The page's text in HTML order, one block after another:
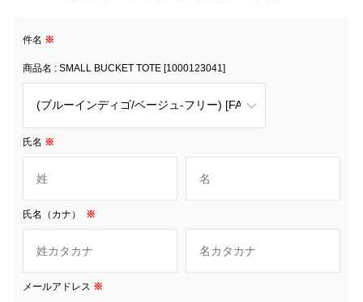
件名 ※
商品名 : SMALL BUCKET TOTE [1000123041]
氏名 ※
氏名（カナ） ※
メールアドレス ※